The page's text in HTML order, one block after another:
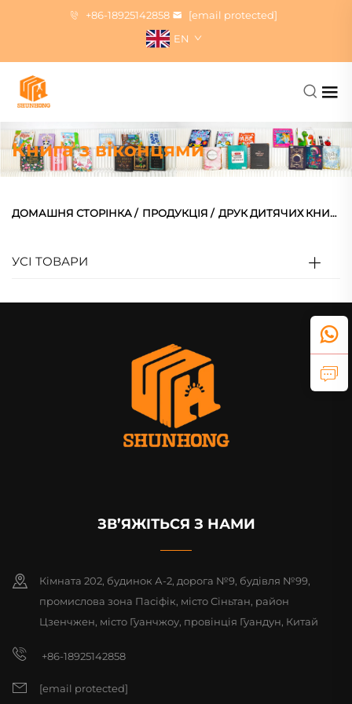
+86-18925142858
[email protected]
EN
Книга з віконцями
ДОМАШНЯ СТОРІНКА/ ПРОДУКЦІЯ / ДРУК ДИТЯЧИХ КНИЖОК
УСІ ТОВАРИ
ЗВ’ЯЖІТЬСЯ З НАМИ
Кімната 202, будинок А-2, дорога №9, будівля №99,
промислова зона Пасіфік, місто Сіньтан, район
Цзенчжен, місто Гуанчжоу, провінція Гуандун, Китай
+86-18925142858
[email protected]